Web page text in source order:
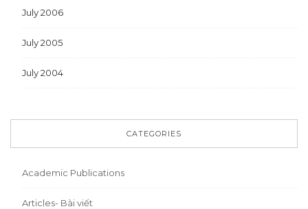
July 2006
July 2005
July 2004
CATEGORIES
Academic Publications
Articles- Bài viết